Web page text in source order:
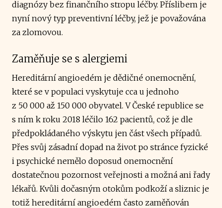
diagnózy bez finančního stropu léčby. Příslibem je
nyní nový typ preventivní léčby, jež je považována
za zlomovou.
Zaměňuje se s alergiemi
Hereditární angioedém je dědičné onemocnění,
které se v populaci vyskytuje cca u jednoho
z 50 000 až 150 000 obyvatel. V České republice se
s ním k roku 2018 léčilo 162 pacientů, což je dle
předpokládaného výskytu jen část všech případů.
Přes svůj zásadní dopad na život po stránce fyzické
i psychické nemělo doposud onemocnění
dostatečnou pozornost veřejnosti a možná ani řady
lékařů. Kvůli dočasným otokům podkoží a sliznic je
totiž hereditární angioedém často zaměňován